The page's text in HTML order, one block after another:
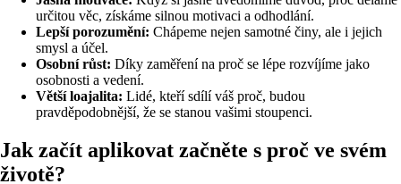
určitou věc, získáme silnou motivaci a odhodlání.
Lepší porozumění: Chápeme nejen samotné činy, ale i jejich
smysl a účel.
Osobní růst: Díky zaměření na proč se lépe rozvíjíme jako
osobnosti a vedení.
Větší loajalita: Lidé, kteří sdílí váš proč, budou
pravděpodobnější, že se stanou vašimi stoupenci.
Jak začít aplikovat začněte s proč ve svém
životě?